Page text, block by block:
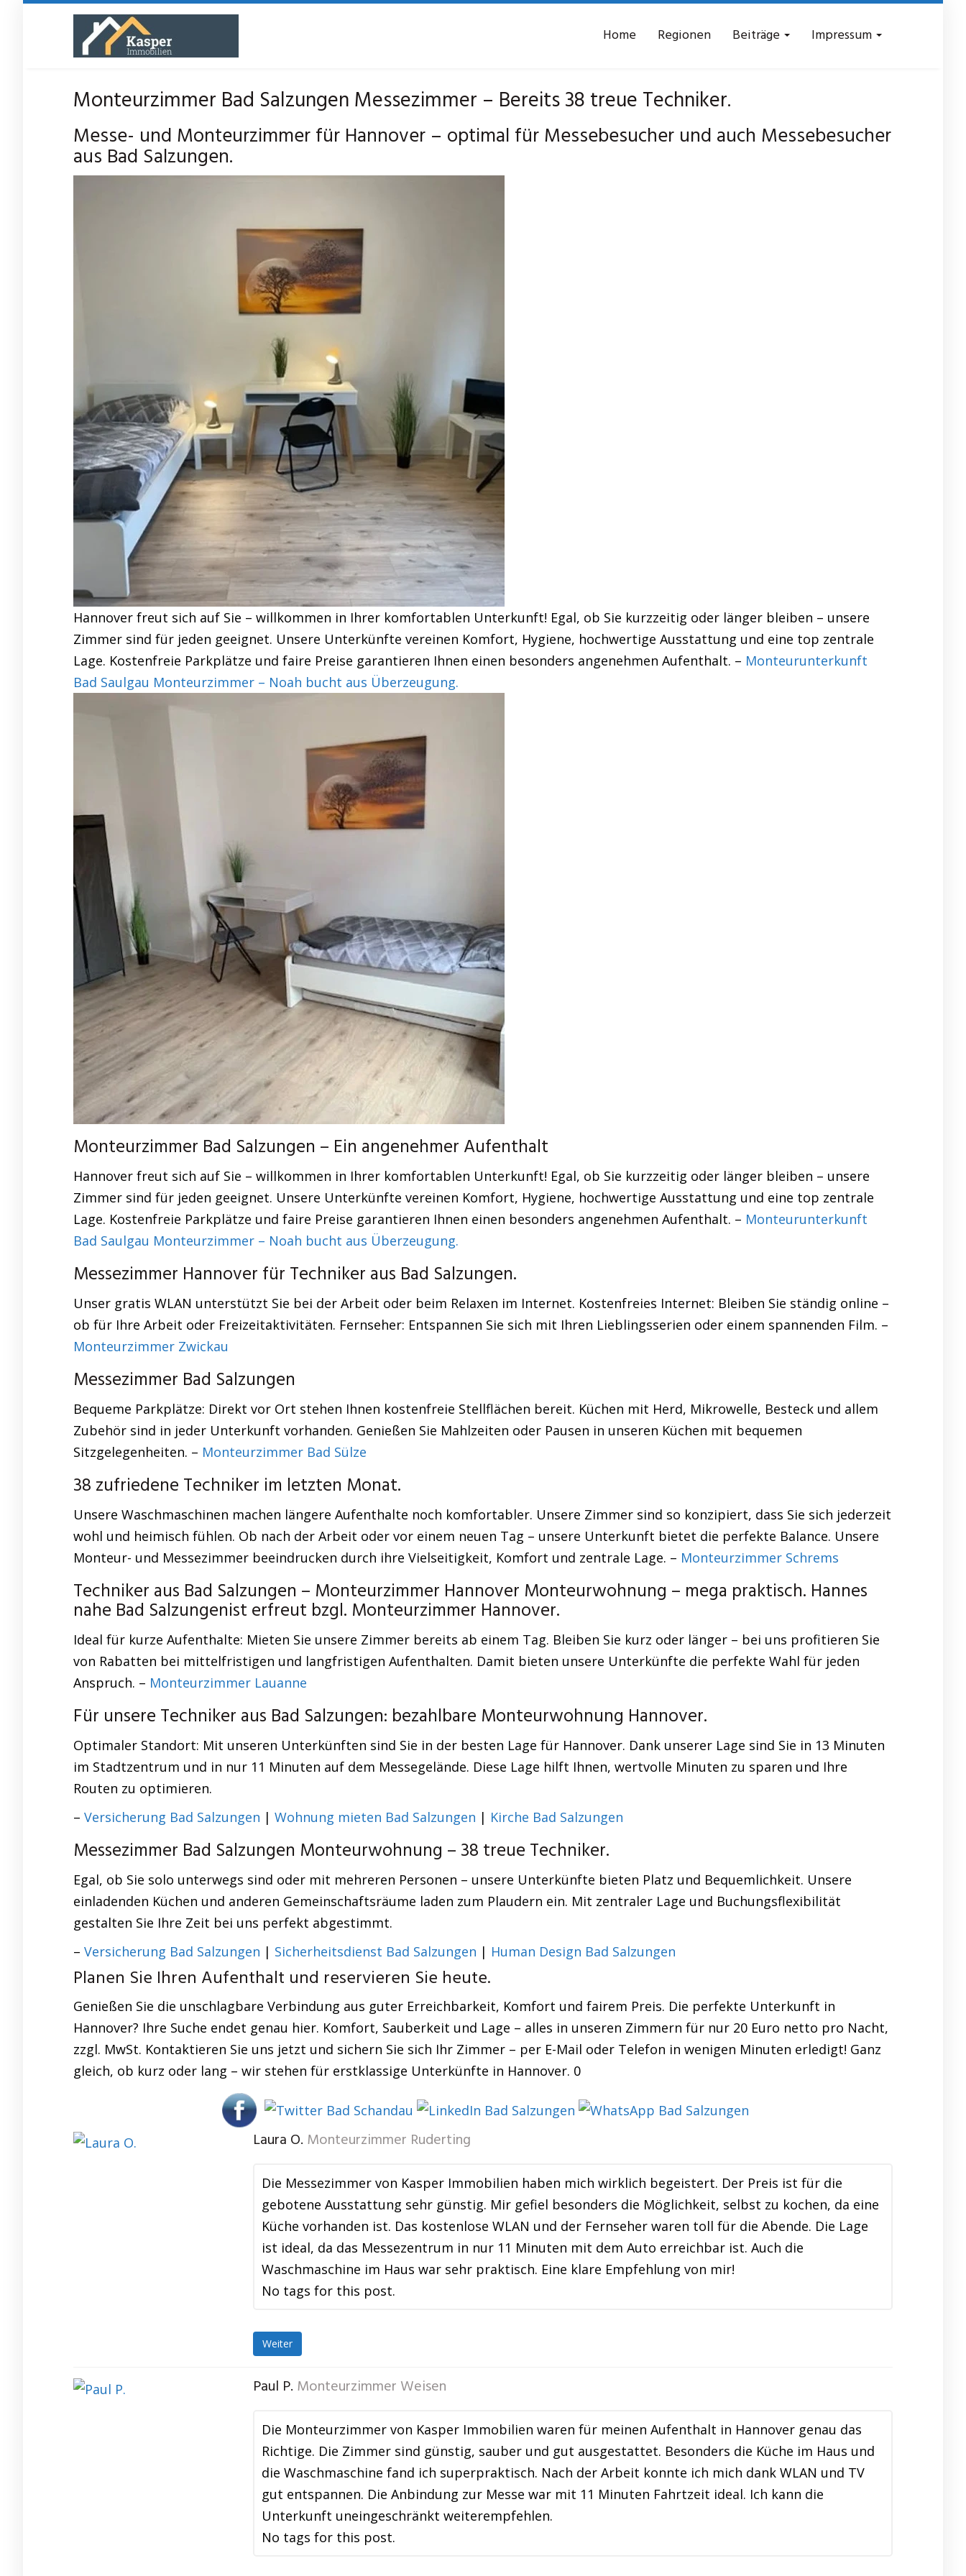
Home Regionen Beiträge Impressum
Monteurzimmer Bad Salzungen Messezimmer – Bereits 38 treue Techniker.
Messe- und Monteurzimmer für Hannover – optimal für Messebesucher und auch Messebesucher
aus Bad Salzungen.
Hannover freut sich auf Sie – willkommen in Ihrer komfortablen Unterkunft! Egal, ob Sie kurzzeitig oder länger bleiben – unsere
Zimmer sind für jeden geeignet. Unsere Unterkünfte vereinen Komfort, Hygiene, hochwertige Ausstattung und eine top zentrale
Lage. Kostenfreie Parkplätze und faire Preise garantieren Ihnen einen besonders angenehmen Aufenthalt. – Monteurunterkunft
Bad Saulgau Monteurzimmer – Noah bucht aus Überzeugung.
Monteurzimmer Bad Salzungen – Ein angenehmer Aufenthalt
Hannover freut sich auf Sie – willkommen in Ihrer komfortablen Unterkunft! Egal, ob Sie kurzzeitig oder länger bleiben – unsere
Zimmer sind für jeden geeignet. Unsere Unterkünfte vereinen Komfort, Hygiene, hochwertige Ausstattung und eine top zentrale
Lage. Kostenfreie Parkplätze und faire Preise garantieren Ihnen einen besonders angenehmen Aufenthalt. – Monteurunterkunft
Bad Saulgau Monteurzimmer – Noah bucht aus Überzeugung.
Messezimmer Hannover für Techniker aus Bad Salzungen.
Unser gratis WLAN unterstützt Sie bei der Arbeit oder beim Relaxen im Internet. Kostenfreies Internet: Bleiben Sie ständig online –
ob für Ihre Arbeit oder Freizeitaktivitäten. Fernseher: Entspannen Sie sich mit Ihren Lieblingsserien oder einem spannenden Film. –
Monteurzimmer Zwickau
Messezimmer Bad Salzungen
Bequeme Parkplätze: Direkt vor Ort stehen Ihnen kostenfreie Stellflächen bereit. Küchen mit Herd, Mikrowelle, Besteck und allem
Zubehör sind in jeder Unterkunft vorhanden. Genießen Sie Mahlzeiten oder Pausen in unseren Küchen mit bequemen
Sitzgelegenheiten. – Monteurzimmer Bad Sülze
38 zufriedene Techniker im letzten Monat.
Unsere Waschmaschinen machen längere Aufenthalte noch komfortabler. Unsere Zimmer sind so konzipiert, dass Sie sich jederzeit
wohl und heimisch fühlen. Ob nach der Arbeit oder vor einem neuen Tag – unsere Unterkunft bietet die perfekte Balance. Unsere
Monteur- und Messezimmer beeindrucken durch ihre Vielseitigkeit, Komfort und zentrale Lage. – Monteurzimmer Schrems
Techniker aus Bad Salzungen – Monteurzimmer Hannover Monteurwohnung – mega praktisch. Hannes
nahe Bad Salzungenist erfreut bzgl. Monteurzimmer Hannover.
Ideal für kurze Aufenthalte: Mieten Sie unsere Zimmer bereits ab einem Tag. Bleiben Sie kurz oder länger – bei uns profitieren Sie
von Rabatten bei mittelfristigen und langfristigen Aufenthalten. Damit bieten unsere Unterkünfte die perfekte Wahl für jeden
Anspruch. – Monteurzimmer Lauanne
Für unsere Techniker aus Bad Salzungen: bezahlbare Monteurwohnung Hannover.
Optimaler Standort: Mit unseren Unterkünften sind Sie in der besten Lage für Hannover. Dank unserer Lage sind Sie in 13 Minuten
im Stadtzentrum und in nur 11 Minuten auf dem Messegelände. Diese Lage hilft Ihnen, wertvolle Minuten zu sparen und Ihre
Routen zu optimieren.
– Versicherung Bad Salzungen | Wohnung mieten Bad Salzungen | Kirche Bad Salzungen
Messezimmer Bad Salzungen Monteurwohnung – 38 treue Techniker.
Egal, ob Sie solo unterwegs sind oder mit mehreren Personen – unsere Unterkünfte bieten Platz und Bequemlichkeit. Unsere
einladenden Küchen und anderen Gemeinschaftsräume laden zum Plaudern ein. Mit zentraler Lage und Buchungsflexibilität
gestalten Sie Ihre Zeit bei uns perfekt abgestimmt.
– Versicherung Bad Salzungen | Sicherheitsdienst Bad Salzungen | Human Design Bad Salzungen
Planen Sie Ihren Aufenthalt und reservieren Sie heute.
Genießen Sie die unschlagbare Verbindung aus guter Erreichbarkeit, Komfort und fairem Preis. Die perfekte Unterkunft in
Hannover? Ihre Suche endet genau hier. Komfort, Sauberkeit und Lage – alles in unseren Zimmern für nur 20 Euro netto pro Nacht,
zzgl. MwSt. Kontaktieren Sie uns jetzt und sichern Sie sich Ihr Zimmer – per E-Mail oder Telefon in wenigen Minuten erledigt! Ganz
gleich, ob kurz oder lang – wir stehen für erstklassige Unterkünfte in Hannover. 0
Laura O. Monteurzimmer Ruderting
Die Messezimmer von Kasper Immobilien haben mich wirklich begeistert. Der Preis ist für die
gebotene Ausstattung sehr günstig. Mir gefiel besonders die Möglichkeit, selbst zu kochen, da eine
Küche vorhanden ist. Das kostenlose WLAN und der Fernseher waren toll für die Abende. Die Lage
ist ideal, da das Messezentrum in nur 11 Minuten mit dem Auto erreichbar ist. Auch die
Waschmaschine im Haus war sehr praktisch. Eine klare Empfehlung von mir!
No tags for this post.
Weiter
Paul P. Monteurzimmer Weisen
Die Monteurzimmer von Kasper Immobilien waren für meinen Aufenthalt in Hannover genau das
Richtige. Die Zimmer sind günstig, sauber und gut ausgestattet. Besonders die Küche im Haus und
die Waschmaschine fand ich superpraktisch. Nach der Arbeit konnte ich mich dank WLAN und TV
gut entspannen. Die Anbindung zur Messe war mit 11 Minuten Fahrtzeit ideal. Ich kann die
Unterkunft uneingeschränkt weiterempfehlen.
No tags for this post.